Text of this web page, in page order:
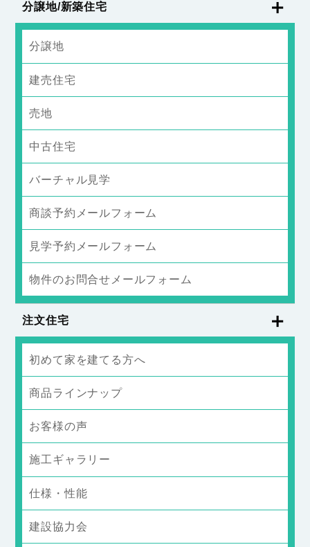
分譲地/新築住宅
分譲地
建売住宅
売地
中古住宅
バーチャル見学
商談予約メールフォーム
見学予約メールフォーム
物件のお問合せメールフォーム
注文住宅
初めて家を建てる方へ
商品ラインナップ
お客様の声
施工ギャラリー
仕様・性能
建設協力会